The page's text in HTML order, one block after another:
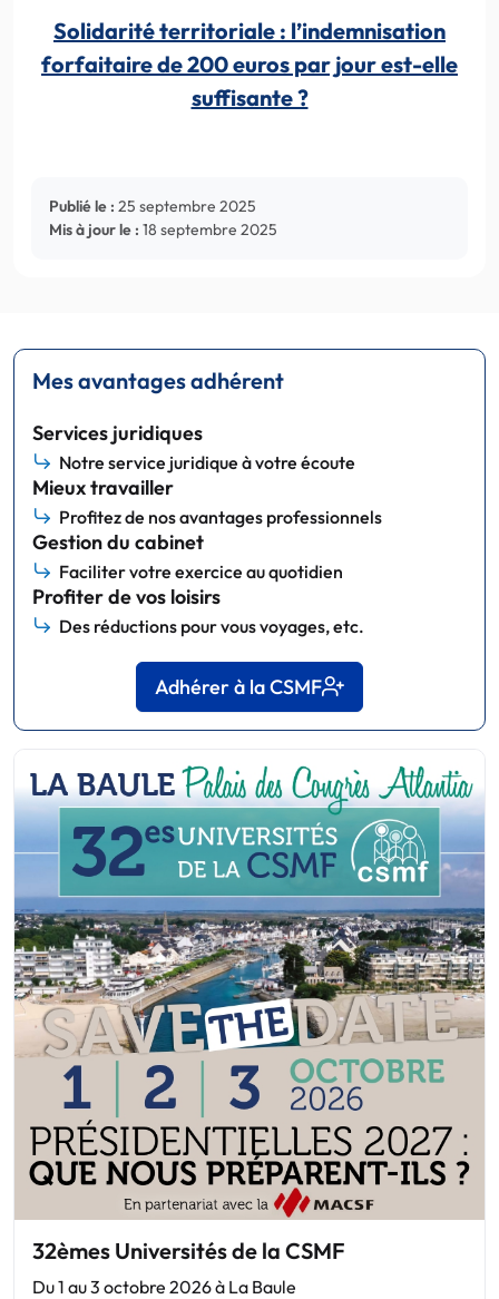
Solidarité territoriale : l’indemnisation
forfaitaire de 200 euros par jour est-elle
suffisante ?
Publié le : 25 septembre 2025
Mis à jour le : 18 septembre 2025
Mes avantages adhérent
Services juridiques
Notre service juridique à votre écoute
Mieux travailler
Profitez de nos avantages professionnels
Gestion du cabinet
Faciliter votre exercice au quotidien
Profiter de vos loisirs
Des réductions pour vous voyages, etc.
Adhérer à la CSMF
32èmes Universités de la CSMF
Du 1 au 3 octobre 2026 à La Baule